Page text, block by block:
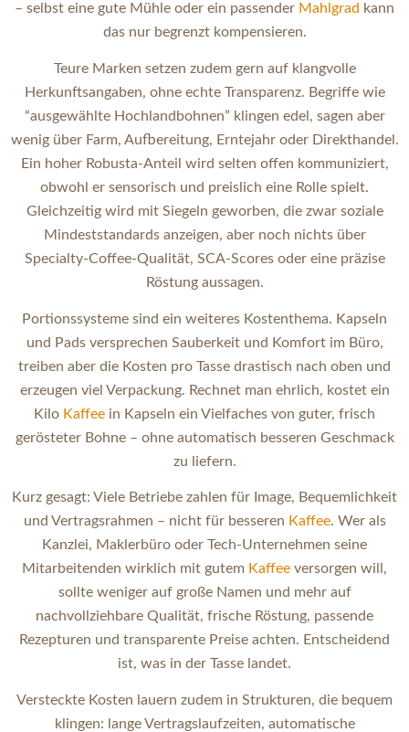
– selbst eine gute Mühle oder ein passender Mahlgrad kann
das nur begrenzt kompensieren.
Teure Marken setzen zudem gern auf klangvolle
Herkunftsangaben, ohne echte Transparenz. Begriffe wie
“ausgewählte Hochlandbohnen” klingen edel, sagen aber
wenig über Farm, Aufbereitung, Erntejahr oder Direkthandel.
Ein hoher Robusta-Anteil wird selten offen kommuniziert,
obwohl er sensorisch und preislich eine Rolle spielt.
Gleichzeitig wird mit Siegeln geworben, die zwar soziale
Mindeststandards anzeigen, aber noch nichts über
Specialty-Coffee-Qualität, SCA-Scores oder eine präzise
Röstung aussagen.
Portionssysteme sind ein weiteres Kostenthema. Kapseln
und Pads versprechen Sauberkeit und Komfort im Büro,
treiben aber die Kosten pro Tasse drastisch nach oben und
erzeugen viel Verpackung. Rechnet man ehrlich, kostet ein
Kilo Kaffee in Kapseln ein Vielfaches von guter, frisch
gerösteter Bohne – ohne automatisch besseren Geschmack
zu liefern.
Kurz gesagt: Viele Betriebe zahlen für Image, Bequemlichkeit
und Vertragsrahmen – nicht für besseren Kaffee. Wer als
Kanzlei, Maklerbüro oder Tech-Unternehmen seine
Mitarbeitenden wirklich mit gutem Kaffee versorgen will,
sollte weniger auf große Namen und mehr auf
nachvollziehbare Qualität, frische Röstung, passende
Rezepturen und transparente Preise achten. Entscheidend
ist, was in der Tasse landet.
Versteckte Kosten lauern zudem in Strukturen, die bequem
klingen: lange Vertragslaufzeiten, automatische